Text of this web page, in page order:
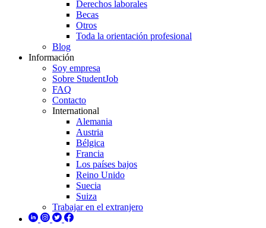
Derechos laborales
Becas
Otros
Toda la orientación profesional
Blog
Información
Soy empresa
Sobre StudentJob
FAQ
Contacto
International
Alemania
Austria
Bélgica
Francia
Los países bajos
Reino Unido
Suecia
Suiza
Trabajar en el extranjero